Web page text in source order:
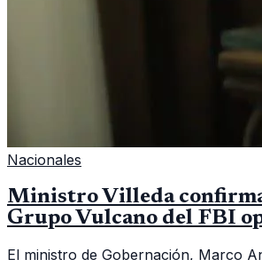
Nacionales
Ministro Villeda
Grupo Vulcano del FBI
El ministro de Gobernación, Marco